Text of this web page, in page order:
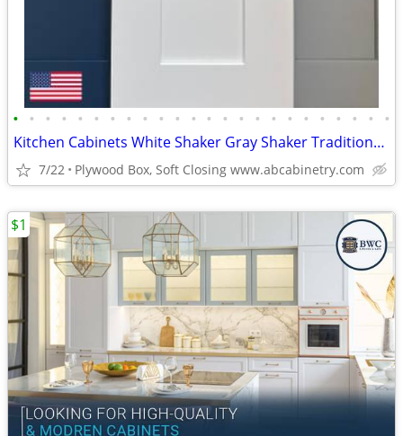
• • • • • • • • • • • • • • • • • • • • • • • •
Kitchen Cabinets White Shaker Gray Shaker Traditional Raised Panel
7/22 Plywood Box, Soft Closing www.abcabinetry.com
$1